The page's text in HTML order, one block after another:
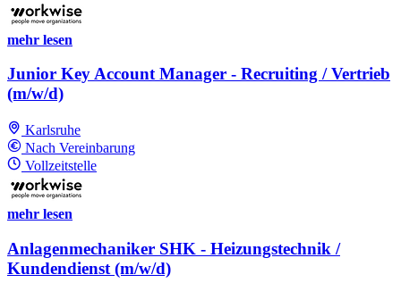
mehr lesen
Junior Key Account Manager - Recruiting / Vertrieb
(m/w/d)
Karlsruhe
Nach Vereinbarung
Vollzeitstelle
mehr lesen
Anlagenmechaniker SHK - Heizungstechnik /
Kundendienst (m/w/d)